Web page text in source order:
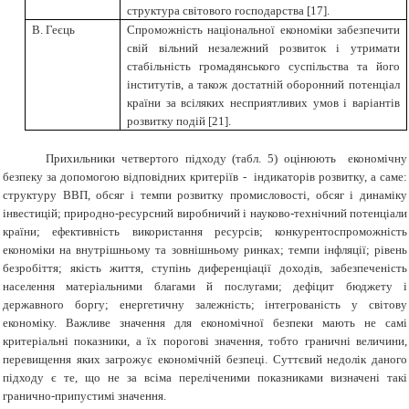
структура світового господарства [17].
В. Геєць
Спроможність національної економіки забезпечити
свій вільний незалежний розвиток і утримати
стабільність громадянського суспільства та його
інститутів, а також достатній оборонний потенціал
країни за всіляких несприятливих умов і варіантів
розвитку подій [21].
Прихильники четвертого підходу (табл. 5) оцінюють економічну
безпеку за допомогою відповідних критеріїв -індикаторів розвитку, а саме:
структуру ВВП,обсяг і темпи розвитку промисловості, обсяг і динаміку
інвестицій;природно-ресурсний виробничий і науково-технічний потенціали
країни;ефективність використання ресурсів; конкурентоспроможність
економіки на внутрішньому та зовнішньому ринках; темпи інфляції; рівень
безробіття; якість життя, ступінь диференціації доходів,забезпеченість
населення
матеріальними благами й послугами;дефіцит бюджету
і
державного боргу; енергетичну залежність;інтегрованість
у світову
економіку. Важливе значення для економічної безпеки мають
не самі
критеріальні показники, а їх порогові значення, тобто граничні величини,
перевищення яких загрожує економічній безпеці. Суттєвий недолік даного
підходу є те, що не за всіма переліченими показниками визначені такі
гранично-припустимі значення.